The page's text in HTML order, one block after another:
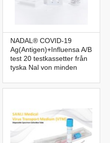
NADAL® COVID-19
Ag(Antigen)+Influensa A/B
test 20 testkassetter från
tyska Nal von minden